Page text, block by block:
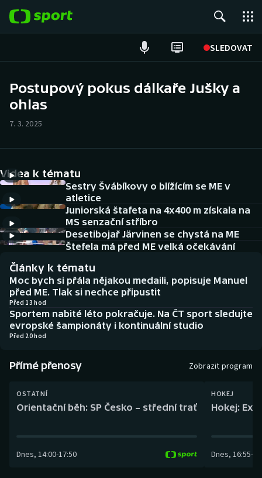
SLEDOVAT
Hokej
Cyklistika
DALŠÍ SPORTY
Americký fotbal
Baseball a softbal
Basketbal
Biatlon
Curling
NEPŘEHLÉDNĚTE
Soutěže
Historické návraty
Aplikace ČT sport
Postupový pokus dálkaře Jušky a
ohlas
7. 3. 2025
Videa k tématu
Sestry Švábíkovy o blížícím se ME v
atletice
Juniorská štafeta na 4x400 m získala na
MS senzační stříbro
Desetibojař Järvinen se chystá na ME
Štefela má před ME velká očekávání
Články k tématu
Moc bych si přála nějakou medaili, popisuje Manuel
před ME. Tlak si nechce připustit
Před 13 hod
Sportem nabité léto pokračuje. Na ČT sport sledujte
evropské šampionáty i kontinuální studio
Před 20 hod
Přímé přenosy Zobrazit program
OSTATNÍ
Orientační běh: SP Česko – střední trať
Dnes, 14:00-17:50
HOKEJ
Hokej:
Dnes, 16:55-